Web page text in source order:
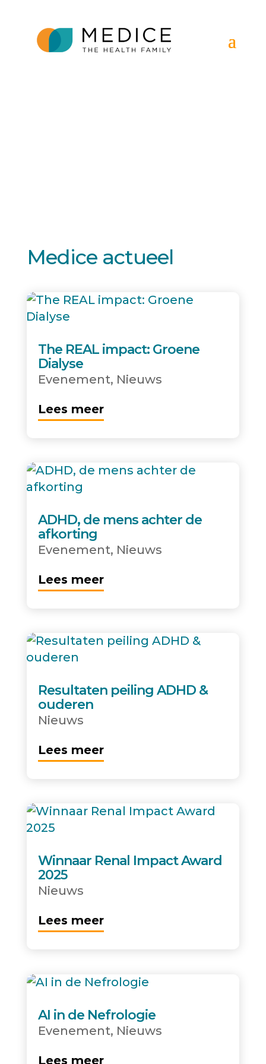
Medice actueel
The REAL impact: Groene
Dialyse
Evenement, Nieuws
Lees meer
ADHD, de mens achter de
afkorting
Evenement, Nieuws
Lees meer
Resultaten peiling ADHD &
ouderen
Nieuws
Lees meer
Winnaar Renal Impact Award
2025
Nieuws
Lees meer
AI in de Nefrologie
Evenement, Nieuws
Lees meer